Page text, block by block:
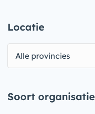
Locatie
Alle provincies
Soort organisatie